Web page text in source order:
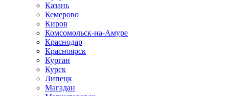
Казань
Кемерово
Киров
Комсомольск-на-Амуре
Краснодар
Красноярск
Курган
Курск
Липецк
Магадан